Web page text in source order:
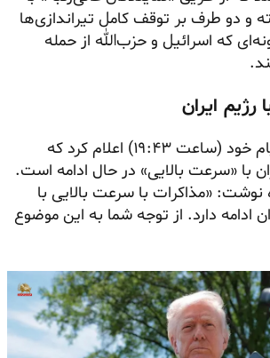
و دو طرف بر توقف کامل تیراندازی‌ها
که اسرائیل و حزب‌الله از حمله
رژیم ایران
ترامپ در دومین پیام خود (ساعت ۱۹:۴۳) اعلام کرد که
با «سرعت بالایی» در حال ادامه است.
نوشت: «مذاکرات با سرعت بالایی با
ادامه دارد. از توجه شما به این موضوع